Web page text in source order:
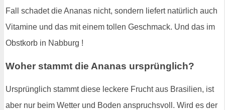
Fall schadet die Ananas nicht, sondern liefert natürlich auch
Vitamine und das mit einem tollen Geschmack. Und das im
Obstkorb in Nabburg !
Woher stammt die Ananas ursprünglich?
Ursprünglich stammt diese leckere Frucht aus Brasilien, ist
aber nur beim Wetter und Boden anspruchsvoll. Wird es der